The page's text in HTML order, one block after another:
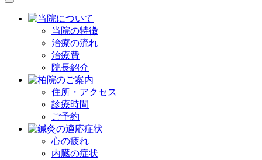
当院の特徴
治療の流れ
治療費
院長紹介
住所・アクセス
診療時間
ご予約
心の疲れ
内臓の症状